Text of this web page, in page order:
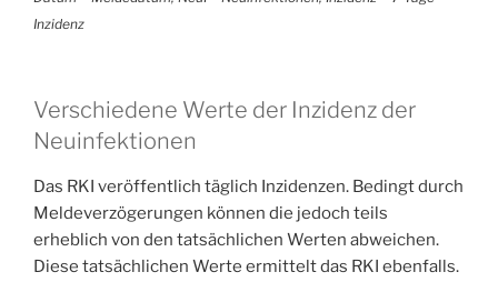
Inzidenz
Verschiedene Werte der Inzidenz der
Neuinfektionen
Das RKI veröffentlich täglich Inzidenzen. Bedingt durch
Meldeverzögerungen können die jedoch teils
erheblich von den tatsächlichen Werten abweichen.
Diese tatsächlichen Werte ermittelt das RKI ebenfalls.